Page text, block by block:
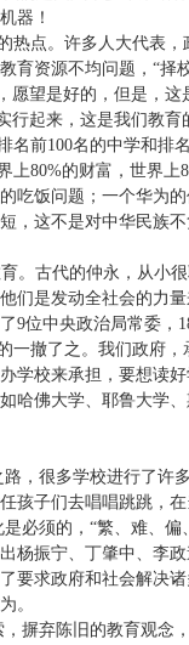
器！
热点。许多人大代表
育资源不均问题，“择校
愿望是好的，但是，
行起来，这是我们教
名前100名的中学和排
上80%的财富，世界上
吃饭问题；一个华为
，这不是对中华民族
。古代的仲永，从小
们是发动全社会的力
9位中央政治局常委，
一撤了之。我们政府
学校来承担，要想读
哈佛大学、耶鲁大学
，很多学校进行了
孩子们去唱唱跳跳，
必须的，“繁、难、
杨振宁、丁肇中、李
要求政府和社会解决
。
摒弃陈旧的教育观念